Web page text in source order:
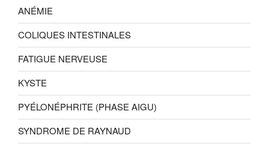
ANÉMIE
COLIQUES INTESTINALES
FATIGUE NERVEUSE
KYSTE
PYÉLONÉPHRITE (PHASE AIGU)
SYNDROME DE RAYNAUD